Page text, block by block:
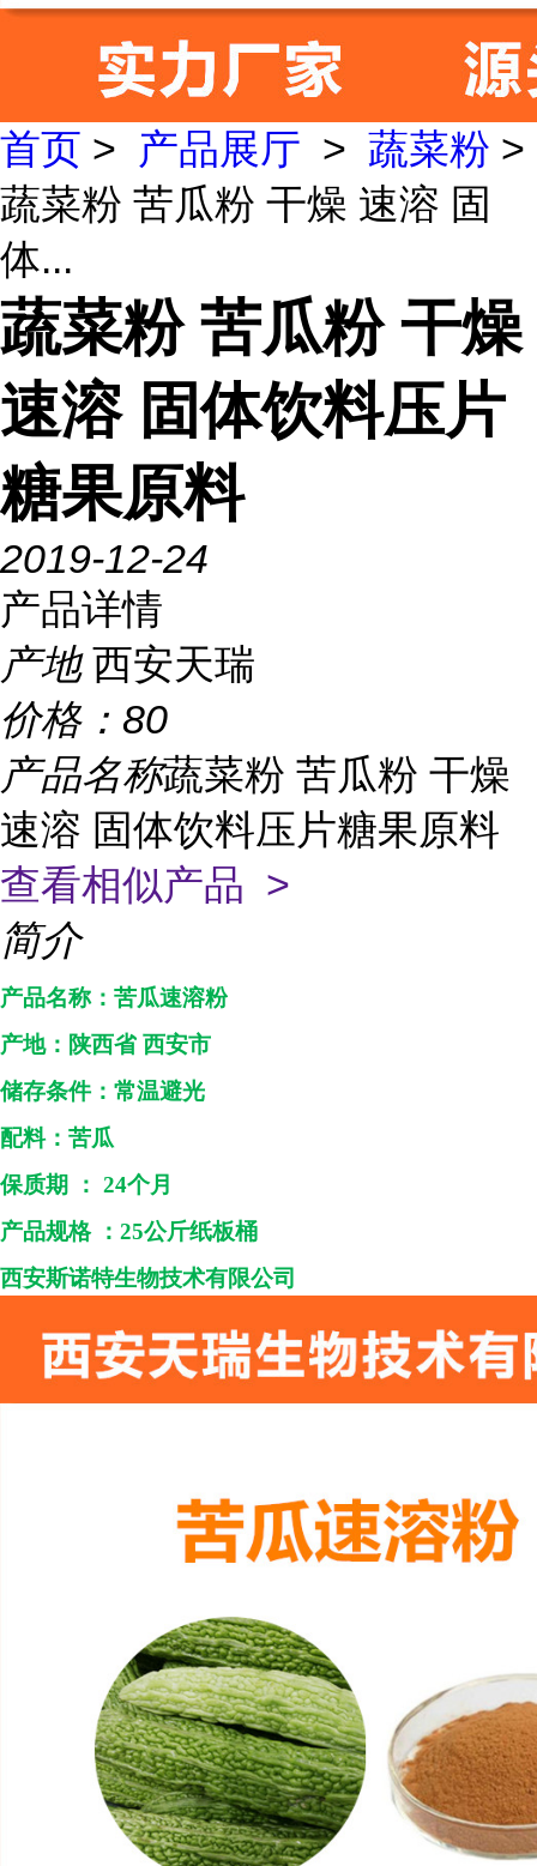
首页 > 产品展厅 > 蔬菜粉 >
蔬菜粉 苦瓜粉 干燥 速溶 固
体...
蔬菜粉 苦瓜粉 干燥
速溶 固体饮料压片
糖果原料
2019-12-24
产品详情
产地 西安天瑞
价格： 80
产品名称蔬菜粉 苦瓜粉 干燥
速溶 固体饮料压片糖果原料
查看相似产品 >
简介
产品名称： 苦瓜速溶粉
产地： 陕西省 西安市
储存条件：常温避光
配料： 苦瓜
保质期
： 24个月
产品规格
： 25公斤纸板桶
西安斯诺特生物技术有限公司